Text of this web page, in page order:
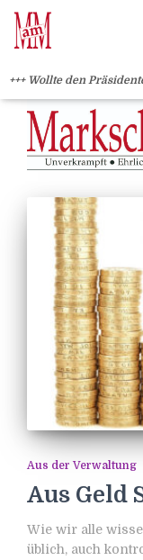
+++ Wollte den
Aus der Verwaltung
Aus Geld
Wie wir alle
üblich, auch